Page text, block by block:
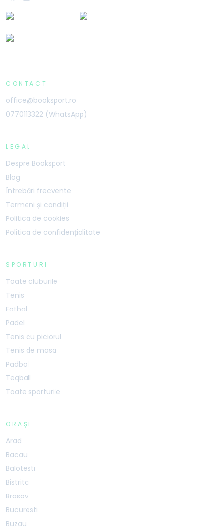
CONTACT
office@booksport.ro
0770113322 (WhatsApp)
LEGAL
Despre Booksport
Blog
Întrebări frecvente
Termeni și condiții
Politica de cookies
Politica de confidențialitate
SPORTURI
Toate cluburile
Tenis
Fotbal
Padel
Tenis cu piciorul
Tenis de masa
Padbol
Teqball
Toate sporturile
ORAȘE
Arad
Bacau
Balotesti
Bistrita
Brasov
Bucuresti
Buzau